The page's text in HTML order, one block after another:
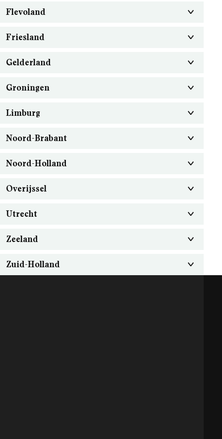
Flevoland
Friesland
Gelderland
Groningen
Limburg
Noord-Brabant
Noord-Holland
Overijssel
Utrecht
Zeeland
Zuid-Holland